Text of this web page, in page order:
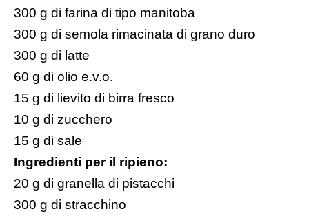
300 g di farina di tipo manitoba
300 g di semola rimacinata di grano duro
300 g di latte
60 g di olio e.v.o.
15 g di lievito di birra fresco
10 g di zucchero
15 g di sale
Ingredienti per il ripieno:
20 g di granella di pistacchi
300 g di stracchino